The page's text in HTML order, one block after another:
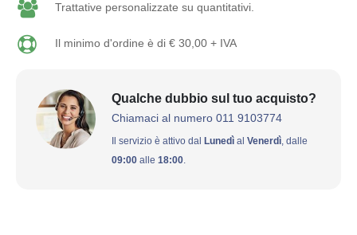
Trattative personalizzate su quantitativi.
Il minimo d'ordine è di € 30,00 + IVA
Qualche dubbio sul tuo acquisto?
Chiamaci al numero 011 9103774
Il servizio è attivo dal Lunedì al Venerdì , dalle
09:00 alle 18:00